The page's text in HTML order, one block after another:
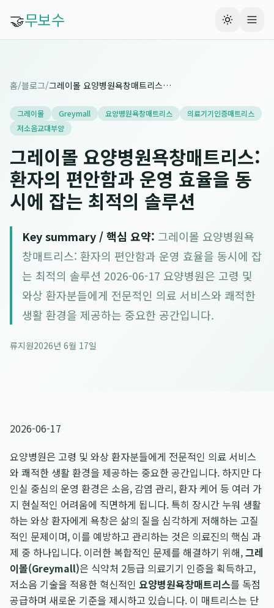
🤝무보수
홈/블로그/ 그레이몰 요양병원욕창매트리스: 환자의 편안함과 운영 효율을 동시에 잡는 최적의 솔루션
그레이몰 Greymall 요양병원욕창매트리스
의료기기인증매트리스
저소음교대부양
그레이몰 요양병원욕창매트리스:
환자의 편안함과 운영 효율을 동
시에 잡는 최적의 솔루션
Key summary / 핵심 요약: 그레이몰 요양병원욕
창매트리스: 환자의 편안함과 운영 효율을 동시에 잡
는 최적의 솔루션 2026-06-17 요양병원은 고령 및
와상 환자분들에게 전문적인 의료 서비스와 쾌적한
생활 환경을 제공하는 중요한 공간입니다.
류지원2026년 6월 17일
2026-06-17
요양병원은 고령 및 와상 환자분들에게 전문적인 의료 서비스
와 쾌적한 생활 환경을 제공하는 중요한 공간입니다. 하지만 다
인실 중심의 운영 환경은 소음, 감염 관리, 환자 케어 등 여러 가
지 현실적인 어려움에 직면하게 됩니다. 특히 장시간 누워 생활
하는 와상 환자에게 욕창은 삶의 질을 심각하게 저해하는 고질
적인 문제이며, 이를 예방하고 관리하는 것은 의료진의 핵심 과
제 중 하나입니다. 이러한 복합적인 문제를 해결하기 위해,그레
이몰(Greymall)은 식약처 2등급 의료기기 인증을 획득하고,
저소음 기술을 적용한 혁신적인 요양병원욕창매트리스를 독점
공급하며 새로운 기준을 제시하고 있습니다. 이 매트리스는 단